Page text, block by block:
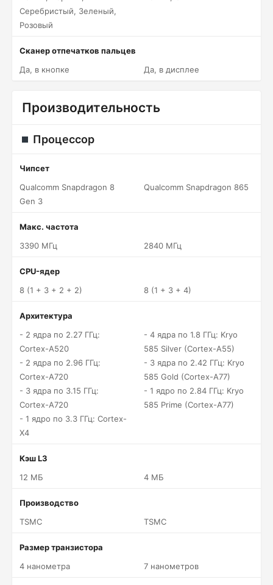
Серебристый, Зеленый,
Розовый
Сканер отпечатков пальцев
Да, в кнопке
Да, в дисплее
Производительность
Процессор
Чипсет
Qualcomm Snapdragon 8
Gen 3
Qualcomm Snapdragon 865
Макс. частота
3390 МГц
2840 МГц
CPU-ядер
8 (1 + 3 + 2 + 2)
8 (1 + 3 + 4)
Архитектура
- 2 ядра по 2.27 ГГц:
Cortex-A520
- 2 ядра по 2.96 ГГц:
Cortex-A720
- 3 ядра по 3.15 ГГц:
Cortex-A720
- 1 ядро по 3.3 ГГц: Cortex-
X4
- 4 ядра по 1.8 ГГц: Kryo
585 Silver (Cortex-A55)
- 3 ядра по 2.42 ГГц: Kryo
585 Gold (Cortex-A77)
- 1 ядро по 2.84 ГГц: Kryo
585 Prime (Cortex-A77)
Кэш L3
12 МБ
4 МБ
Производство
TSMC
TSMC
Размер транзистора
4 нанометра
7 нанометров